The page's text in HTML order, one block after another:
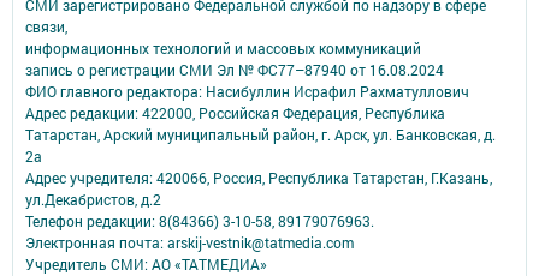
СМИ зарегистрировано Федеральной службой по надзору в сфере
связи,
информационных технологий и массовых коммуникаций
запись о регистрации СМИ Эл № ФС77–87940 от 16.08.2024
ФИО главного редактора: Насибуллин Исрафил Рахматуллович
Адрес редакции: 422000, Российская Федерация, Республика
Татарстан, Арский муниципальный район, г. Арск, ул. Банковская, д.
2а
Адрес учредителя: 420066, Россия, Республика Татарстан, Г.Казань,
ул.Декабристов, д.2
Телефон редакции: 8(84366) 3-10-58, 89179076963.
Электронная почта: arskij-vestnik@tatmedia.com
Учредитель СМИ: АО «ТАТМЕДИА»